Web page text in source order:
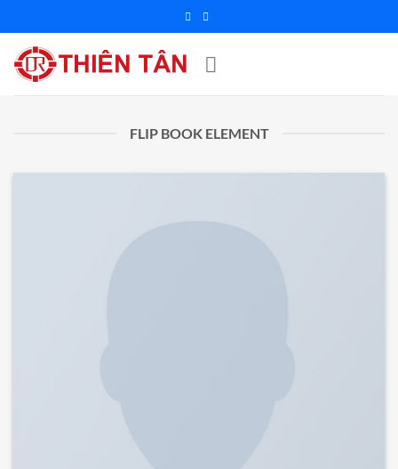
đến
nội
dung
FLIP BOOK ELEMENT